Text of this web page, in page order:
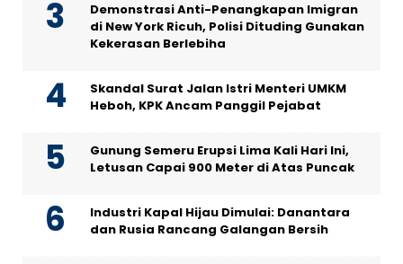
Demonstrasi Anti-Penangkapan Imigran
di New York Ricuh, Polisi Dituding Gunakan
Kekerasan Berlebiha
Skandal Surat Jalan Istri Menteri UMKM
Heboh, KPK Ancam Panggil Pejabat
Gunung Semeru Erupsi Lima Kali Hari Ini,
Letusan Capai 900 Meter di Atas Puncak
Industri Kapal Hijau Dimulai: Danantara
dan Rusia Rancang Galangan Bersih